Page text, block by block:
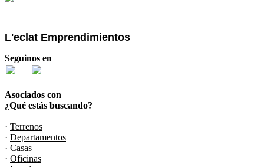
L'eclat Emprendimientos
Seguinos en
Asociados con
¿Qué estás buscando?
· Terrenos
· Departamentos
· Casas
· Oficinas